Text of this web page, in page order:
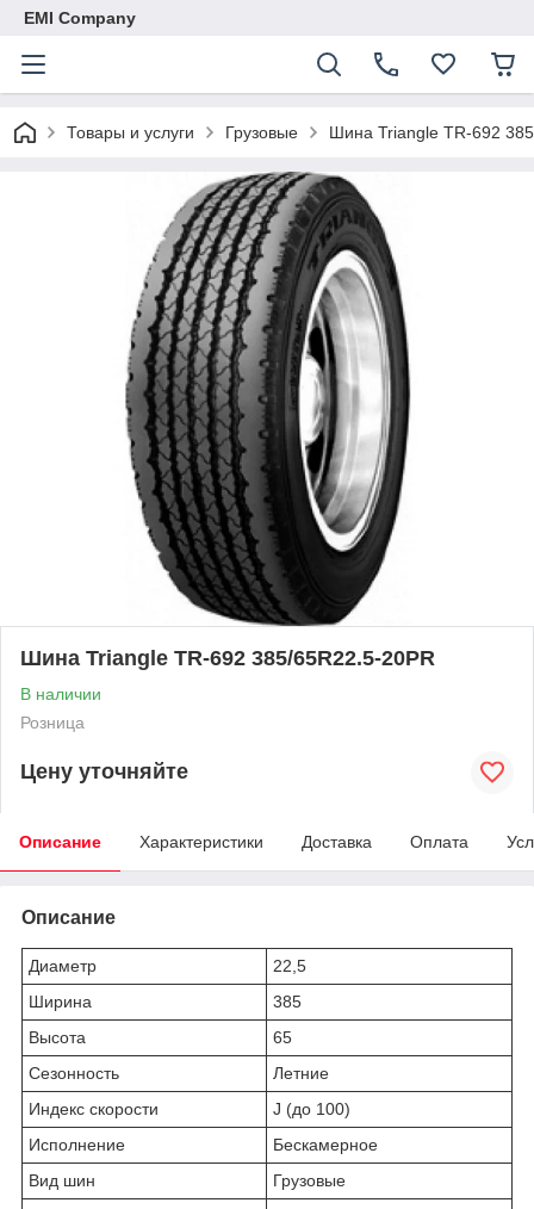
EMI Company
Товары и услуги Грузовые Шина Triangle TR-692
Шина Triangle TR-692 385/65R22.5-20PR
В наличии
Розница
Цену уточняйте
Описание Характеристики Доставка Оплата
Описание
Диаметр
22,5
Ширина
385
Высота
65
Сезонность
Летние
Индекс скорости
J (до 100)
Исполнение
Бескамерное
Вид шин
Грузовые